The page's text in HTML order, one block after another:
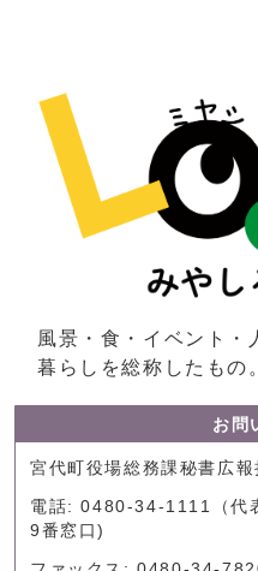
風景・食・イベント・
暮らしを総称したもの
お問
宮代町役場総務課秘書広報
電話: 0480-34-1111（代
9番窓口)